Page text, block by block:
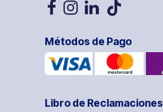
Métodos de Pago
Libro de Reclamaciones